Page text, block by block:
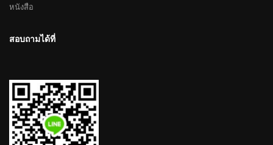
หนังสือ
สอบถามได้ที่